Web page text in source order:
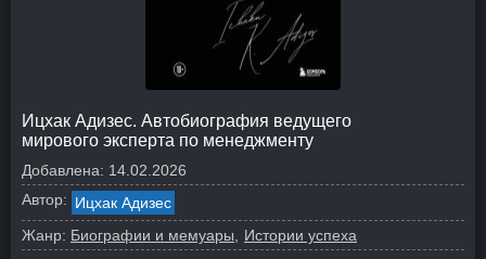
Ицхак Адизес. Автобиография ведущего
мирового эксперта по менеджменту
Добавлена: 14.02.2026
Автор: Ицхак Адизес
Жанр: Биографии и мемуары
Истории успеха